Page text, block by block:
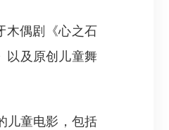
偶剧《心之石
以及原创儿童舞
儿童电影，包括